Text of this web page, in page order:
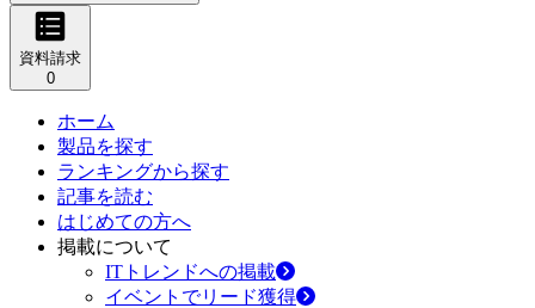
資料請求
0
ホーム
製品を探す
ランキングから探す
記事を読む
はじめての方へ
掲載について
ITトレンドへの掲載
イベントでリード獲得